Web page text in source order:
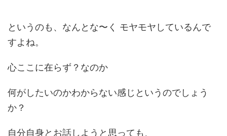
というのも、なんとな〜く モヤモヤしているんで
すよね。
心ここに在らず？なのか
何がしたいのかわからない感じというのでしょう
か？
自分自身とお話しようと思っても、